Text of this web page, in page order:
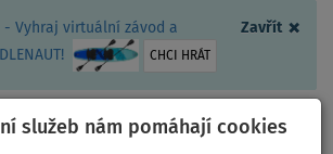
Zavřít ×
- Vyhraj virtuální závod a
CHCI HRÁT
služeb nám pomáhají cookies
CZ/Kč +420 467 409 090 0ks